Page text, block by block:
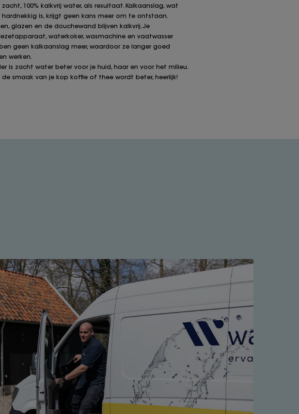
100% kalkvrij water, als resultaat. Kalkaanslag, wat
hardnekkig is, krijgt geen kans meer om te ontstaan.
glazen en de douchewand blijven kalkvrij. Je
waterkoker, wasmachine en vaatwasser
geen kalkaanslag meer, waardoor ze langer goed
werken.
is zacht water beter voor je huid, haar en voor het milieu.
de smaak van je kop koffie of thee wordt beter, heerlijk!